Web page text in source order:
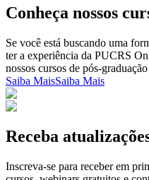
Conheça nossos
Se você está buscando uma
ter a experiência da PUCRS
nossos cursos de pós-
Saiba MaisSaiba Mais
Receba
Inscreva-se para receber em